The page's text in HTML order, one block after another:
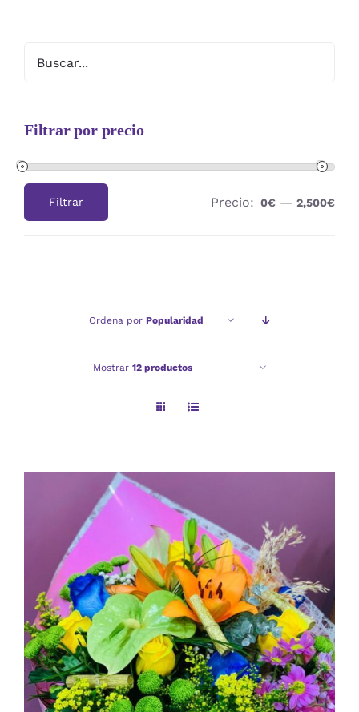
Filtrar por precio
Filtrar Precio: 0€ —2,500€
Ordena por Popularidad
Mostrar 12 productos
AÑADIR AL CARRITO
/
DETALLES